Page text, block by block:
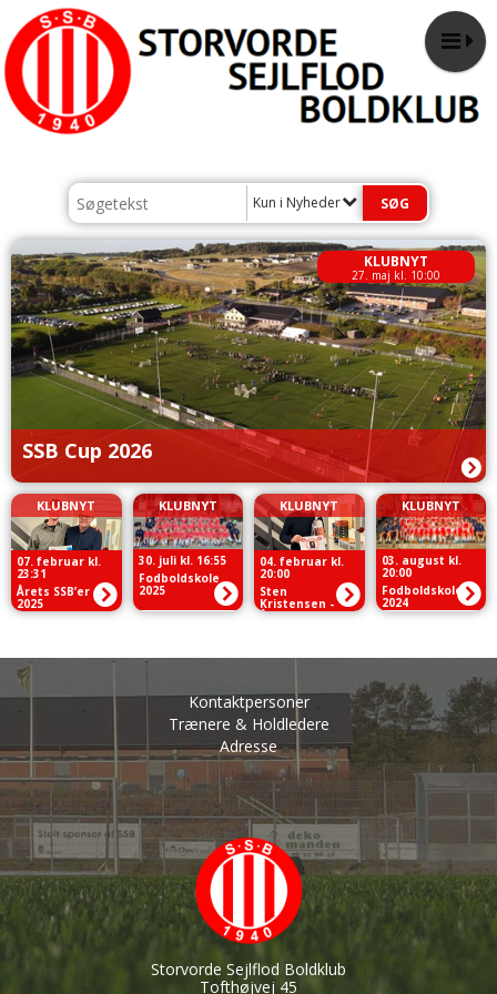
Kun i Nyheder
KLUBNYT
27. maj kl. 10:00
SSB Cup 2026
KLUBNYT
07. februar kl.
23:31
Årets SSB’er
2025
KLUBNYT
30. juli kl. 16:55
Fodboldskole
2025
KLUBNYT
04. februar kl.
20:00
Sten
Kristensen -
Årets SSB’er
KLUBNYT
03. august kl.
20:00
Fodboldskole
2024
Kontaktpersoner
Trænere & Holdledere
Adresse
Storvorde Sejlflod Boldklub
Tofthøjvej 45